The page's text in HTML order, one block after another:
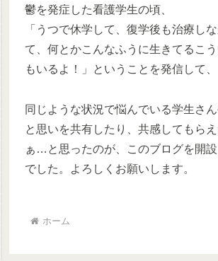
鬱を発症した看護学生の頃、
「うつで休学して、復学後も治療し
て、何とかこんなふうに生きてるこ
もいるよ！」ということを発信して、
同じような状況で悩んでいる学生さ
と思いを共有したり、共感してもら
ぁ…と思ったのが、このブログを開
でした。よろしくお願いします。
ホーム